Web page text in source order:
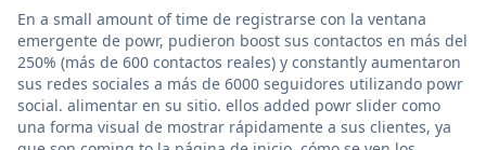
En a small amount of time de registrarse con la ventana
emergente de powr, pudieron boost sus contactos en más del
250% (más de 600 contactos reales) y constantly aumentaron
sus redes sociales a más de 6000 seguidores utilizando powr
social. alimentar en su sitio. ellos added powr slider como
una forma visual de mostrar rápidamente a sus clientes, ya